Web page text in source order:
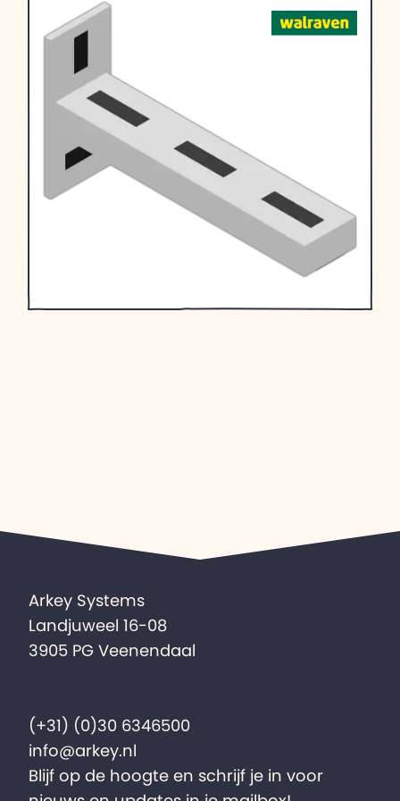
Arkey Systems
Landjuweel 16-08
3905 PG Veenendaal
(+31) (0)30 6346500
info@arkey.nl
Blijf op de hoogte en schrijf je in voor